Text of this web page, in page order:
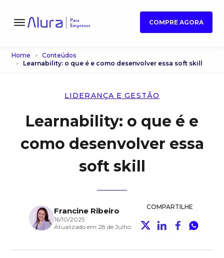
COMPRE AGORA
Home
Conteúdos
Learnability: o que é e como desenvolver essa soft skill
LIDERANÇA E GESTÃO
Learnability: o que é e
como desenvolver essa
soft skill
Francine Ribeiro
16/10/2025
Atualizado em 28 de Julho
COMPARTILHE